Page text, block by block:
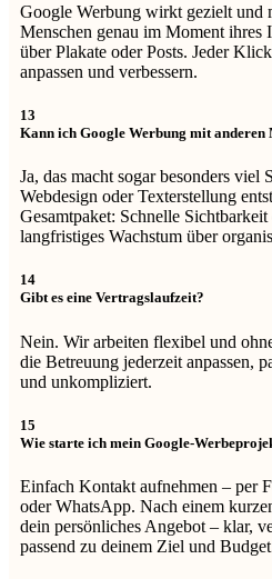
Google Werbung wirkt gezielt und
Menschen genau im Moment ihres
über Plakate oder Posts. Jeder
anpassen und verbessern.
13
Kann ich Google Werbung mit anderen
Ja, das macht sogar besonders
Webdesign oder Texterstellung
Gesamtpaket: Schnelle
langfristiges Wachstum über
14
Gibt es eine Vertragslaufzeit?
Nein. Wir arbeiten flexibel und
die Betreuung jederzeit anpassen,
und unkompliziert.
15
Wie starte ich mein Google-
Einfach Kontakt aufnehmen – per
oder WhatsApp. Nach einem
dein persönliches Angebot – klar,
passend zu deinem Ziel und